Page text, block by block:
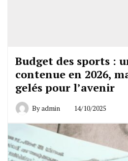
Budget des sports :
contenue en 2026,
gelés pour l’avenir
Byadmin 14/10/2025